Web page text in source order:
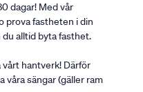
dagar! Med vår
prova fastheten i din
du alltid byta fasthet.
vårt hantverk! Därför
våra sängar (gäller ram